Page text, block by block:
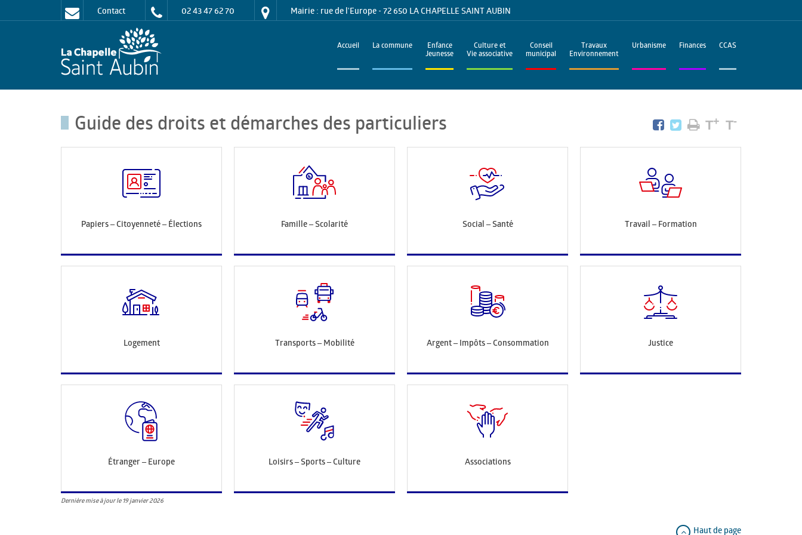
Contact 02 43 47 62 70 Mairie : rue de l'Europe - 72 650 LA CHAPELLE SAINT AUBIN
Accueil La commune
Enfance
Jeunesse
Culture et
Vie associative
Conseil
municipal
Travaux
Environnement
Urbanisme Finances CCAS
Guide des droits et démarches des particuliers T+ T-
Papiers – Citoyenneté – Élections Famille – Scolarité Social – Santé Travail – Formation
Logement Transports – Mobilité Argent – Impôts – Consommation Justice
Étranger – Europe Loisirs – Sports – Culture Associations
Dernière mise à jour le 19 janvier 2026
Haut de page